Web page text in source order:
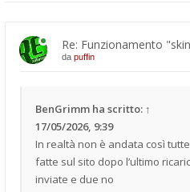
Re: Funzionamento
da puffin
BenGrimm ha scritto: ↑
17/05/2026, 9:39
In realtà non è andata così
fatte sul sito dopo l’ultimo
inviate e due no